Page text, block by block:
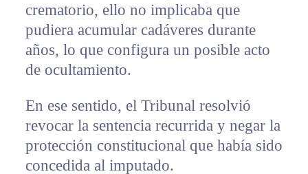
crematorio, ello no implicaba que
pudiera acumular cadáveres durante
años, lo que configura un posible acto
de ocultamiento.
En ese sentido, el Tribunal resolvió
revocar la sentencia recurrida y negar la
protección constitucional que había sido
concedida al imputado.